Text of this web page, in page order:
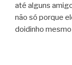
até alguns
não só porque
doidinho